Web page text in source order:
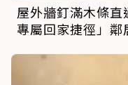
屋外牆釘滿木條
專屬回家捷徑」鄰